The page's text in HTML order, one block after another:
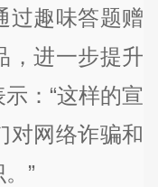
过趣味答题赠
，进一步提升
：“这样的宣
对网络诈骗和
”